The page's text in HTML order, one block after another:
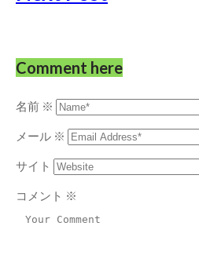
Comment here
名前 ※
メール ※
サイト
コメント ※